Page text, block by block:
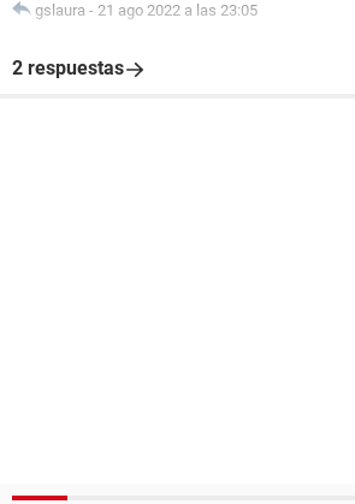
gslaura - 21 ago 2022 a las 23:05
2 respuestas